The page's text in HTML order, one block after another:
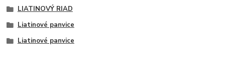
LIATINOVÝ RIAD
Liatinové panvice
Liatinové panvice